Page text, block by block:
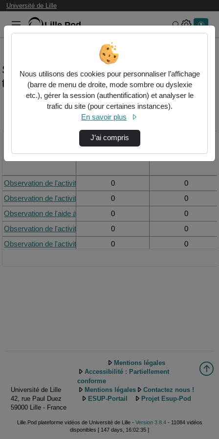
Université de Lille
Lille.Pod Rechercher
Statistiques de visualisation des vidéos du
thème videos-sans-sous-titre
Modifier la période de
Vue de la journée
Observation de l'activité d'une aide à domicile : activité 5
0
0
Observation de l'activité d'une aide à domicile : activité 3
0
0
Observation de l'aide à domicile : activité 2 (sans sous-titre)
0
0
Observation de l'activité de l'aide à domicile : activité 1 (sans sous-
0
0
Observation de l'activité d'une aide à domicile (activité 1 : le carnet
0 0
Université de Lille
42, rue Paul Duez
59000 Lille - France
Mentions légales
Accessibilité : Partiellement
conforme
Mentions légales
Contactez nous !
ESUP-Portail
Projet Esup-Pod
Lille.Pod plateforme vidéos de Université de Lille - Version 3.8.4- 11084 vidéos
disponibles [ 147 days, 16:02:35 ]
Nous utilisons des cookies pour personnaliser l’affichage
(barre de menu de droite, mode sombre ou dyslexie
etc.), gérer la session (authentification) et analyser le
trafic du site (pour certaines instances).
En savoir plus
J’ai compris